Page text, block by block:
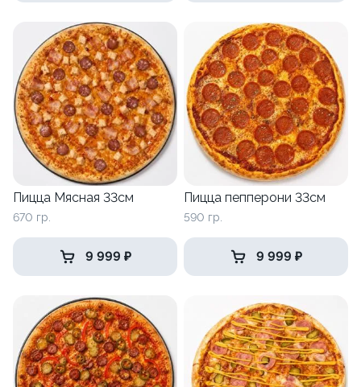
Пицца Мясная 33см
670 гр.
9 999 ₽
Пицца пепперони 33см
590 гр.
9 999 ₽